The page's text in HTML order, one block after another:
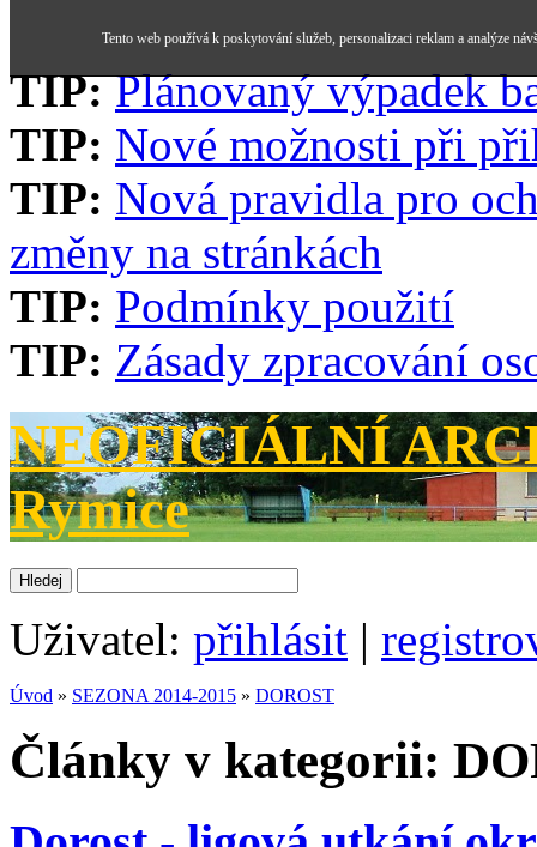
TIP: Plánovaný výpadek
TIP: Nové možnosti při
TIP: Nová pravidla pro
změny na stránkách
TIP: Podmínky použití
TIP: Zásady zpracování
NEOFICIÁLNÍ
Rymice
Uživatel: přihlásit |
Úvod » SEZONA 2014-2015 » DOROST
Články v kategorii:
Tento web používá k poskytování služeb, personalizaci reklam a analýze